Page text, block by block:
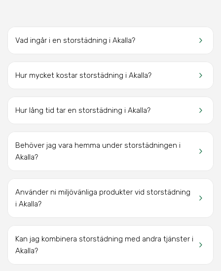
keyboard_arrow_right
Vad ingår i en storstädning i Akalla?
keyboard_arrow_right
Hur mycket kostar storstädning i Akalla?
keyboard_arrow_right
Hur lång tid tar en storstädning i Akalla?
keyboard_arrow_right
Behöver jag vara hemma under storstädningen i
Akalla?
keyboard_arrow_right
Använder ni miljövänliga produkter vid storstädning
i Akalla?
keyboard_arrow_right
Kan jag kombinera storstädning med andra tjänster i
Akalla?